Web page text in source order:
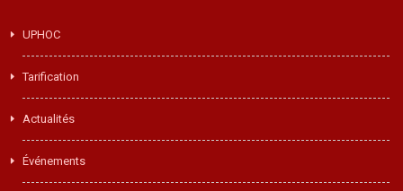
UPHOC
Tarification
Actualités
Événements